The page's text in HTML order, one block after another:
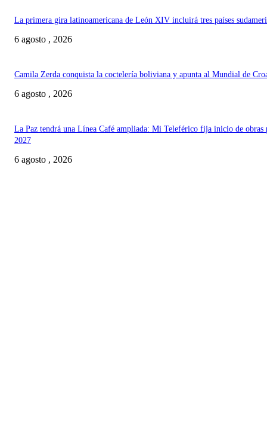
La primera gira latinoamericana de León XIV incluirá tres países
6 agosto , 2026
Camila Zerda conquista la coctelería boliviana y apunta al Mundial de
6 agosto , 2026
La Paz tendrá una Línea Café ampliada: Mi Teleférico fija inicio de obras
2027
6 agosto , 2026